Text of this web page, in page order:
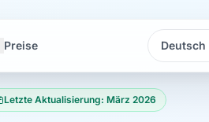
Preise
Sprache
Sprache
Letzte Aktualisierung: März 2026